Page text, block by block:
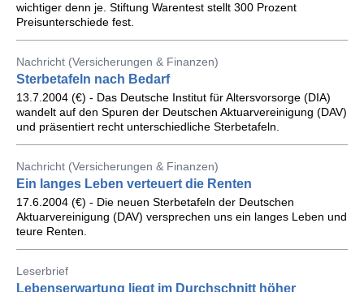
wichtiger denn je. Stiftung Warentest stellt 300 Prozent
Preisunterschiede fest.
Nachricht (Versicherungen & Finanzen)
Sterbetafeln nach Bedarf
13.7.2004 (€) - Das Deutsche Institut für Altersvorsorge (DIA)
wandelt auf den Spuren der Deutschen Aktuarvereinigung (DAV)
und präsentiert recht unterschiedliche Sterbetafeln.
Nachricht (Versicherungen & Finanzen)
Ein langes Leben verteuert die Renten
17.6.2004 (€) - Die neuen Sterbetafeln der Deutschen
Aktuarvereinigung (DAV) versprechen uns ein langes Leben und
teure Renten.
Leserbrief
Lebenserwartung liegt im Durchschnitt höher